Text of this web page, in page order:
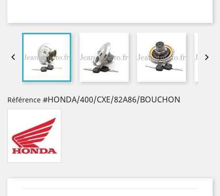
 
Référence #HONDA/400/CXE/82A86/BOUCHON